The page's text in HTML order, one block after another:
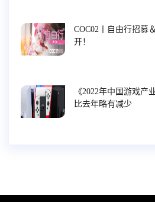
COC02丨自由行招募
开！
《2022年中国游戏产
比去年略有减少